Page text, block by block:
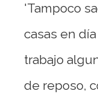
'Tampoco
casas en
trabajo
de reposo,